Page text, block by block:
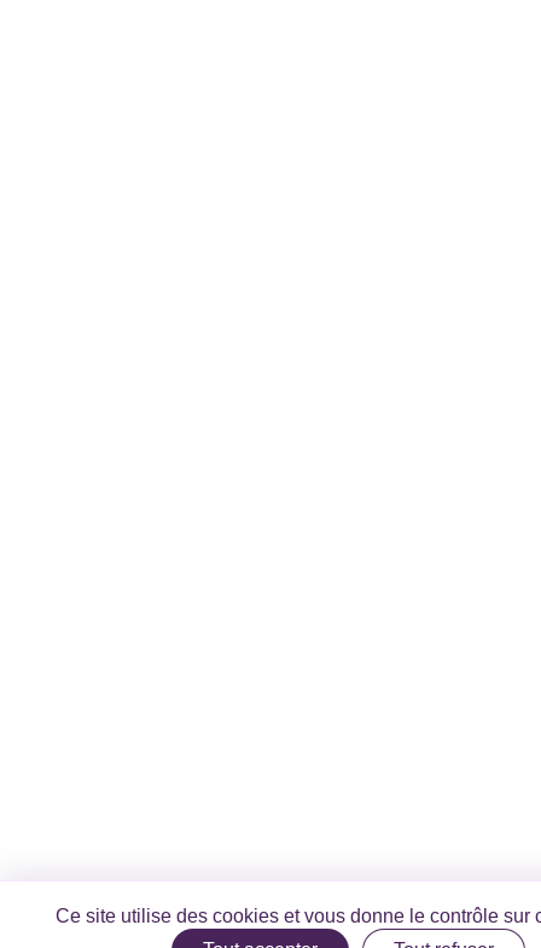
Ce site utilise des cookies et vous donne le contrôle sur